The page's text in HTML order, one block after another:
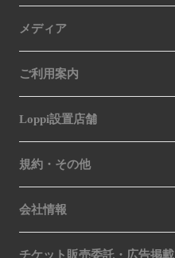
メディア
ご利用案内
Loppi設置店舗
規約・その他
会社情報
チケット販売委託・広告掲載